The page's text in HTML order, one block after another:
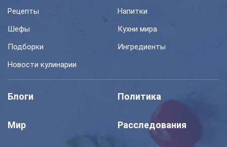
Рецепты
Напитки
Шефы
Кухни мира
Подборки
Ингредиенты
Новости кулинарии
Блоги Политика
Мир Расследования